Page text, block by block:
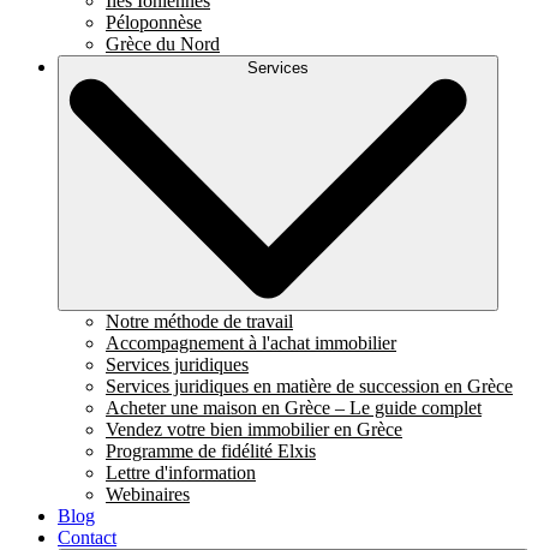
Péloponnèse
Grèce du Nord
Services
Notre méthode de travail
Accompagnement à l'achat immobilier
Services juridiques
Services juridiques en matière de succession en Grèce
Acheter une maison en Grèce – Le guide complet
Vendez votre bien immobilier en Grèce
Programme de fidélité Elxis
Lettre d'information
Webinaires
Blog
Contact